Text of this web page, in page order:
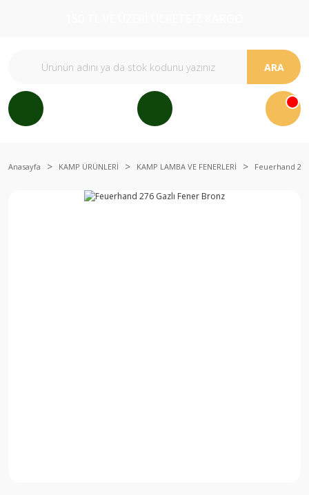
ARA
Anasayfa KAMP ÜRÜNLERİ KAMP LAMBA VE FENERLERİ Feuerhand